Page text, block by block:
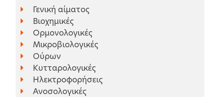
Γενική αίματος
Βιοχημικές
Ορμονολογικές
Μικροβιολογικές
Ούρων
Κυτταρολογικές
Ηλεκτροφορήσεις
Ανοσολογικές